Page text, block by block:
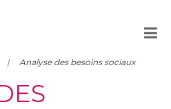
Analyse des besoins sociaux